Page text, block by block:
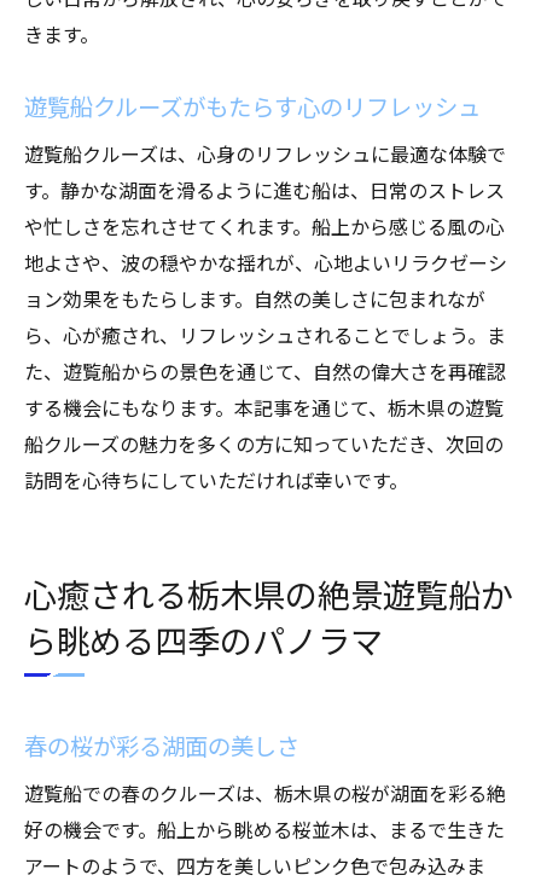
きます。
遊覧船クルーズがもたらす心のリフレッシュ
遊覧船クルーズは、心身のリフレッシュに最適な体験で
す。静かな湖面を滑るように進む船は、日常のストレス
や忙しさを忘れさせてくれます。船上から感じる風の心
地よさや、波の穏やかな揺れが、心地よいリラクゼーシ
ョン効果をもたらします。自然の美しさに包まれなが
ら、心が癒され、リフレッシュされることでしょう。ま
た、遊覧船からの景色を通じて、自然の偉大さを再確認
する機会にもなります。本記事を通じて、栃木県の遊覧
船クルーズの魅力を多くの方に知っていただき、次回の
訪問を心待ちにしていただければ幸いです。
心癒される栃木県の絶景遊覧船か
ら眺める四季のパノラマ
春の桜が彩る湖面の美しさ
遊覧船での春のクルーズは、栃木県の桜が湖面を彩る絶
好の機会です。船上から眺める桜並木は、まるで生きた
アートのようで、四方を美しいピンク色で包み込みま